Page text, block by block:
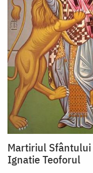
Martiriul
Ignatie Teoforul